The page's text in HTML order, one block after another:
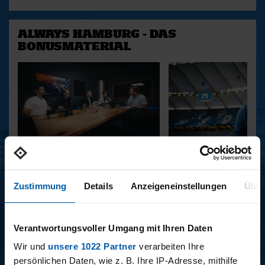
Zustimmung Details Anzeigeneinstellungen
Verantwortungsvoller Umgang mit Ihren Daten
Wir und unsere 1022 Partner verarbeiten Ihre
persönlichen Daten, wie z. B. Ihre IP-Adresse, mithilfe
ALWAYS HAMBURG - DAS
BONUSMATERIAL
15.12.2025 11.12.2025
BUNDESLIGA SAISON 2025/2026